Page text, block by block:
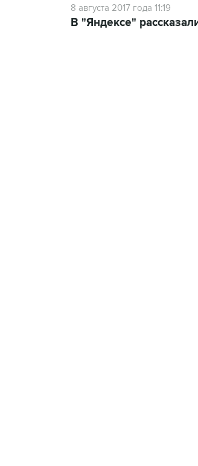
8 августа 2017 года 11:19
В "Яндексе"